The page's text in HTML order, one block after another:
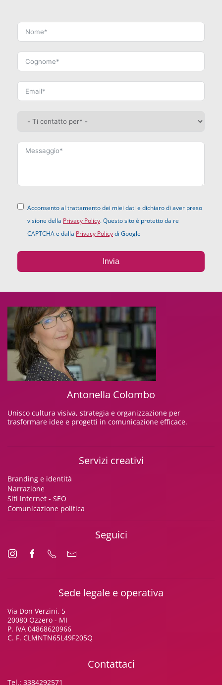
Acconsento al trattamento dei miei dati e dichiaro di aver preso
visione della Privacy Policy. Questo sito è protetto da re
CAPTCHA e dalla Privacy Policydi Google
Invia
Antonella Colombo
Unisco cultura visiva, strategia e organizzazione per
trasformare idee e progetti in comunicazione efficace.
Servizi creativi
Branding e identità
Narrazione
Siti internet - SEO
Comunicazione politica
Seguici
Sede legale e operativa
Via Don Verzini, 5
20080 Ozzero - MI
P. IVA 04868620966
C. F. CLMNTN65L49F205Q
Contattaci
Tel.: 3384292571